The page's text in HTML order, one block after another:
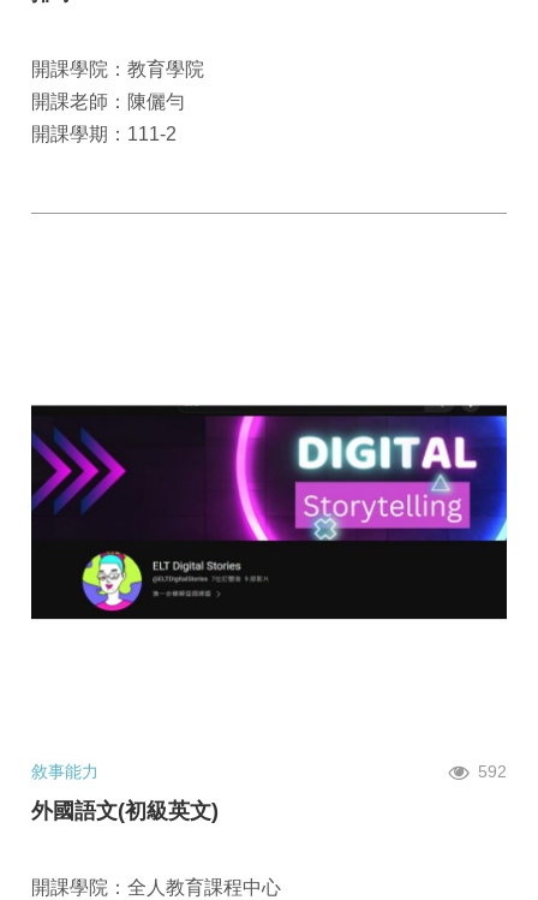
開課學院：教育學院
開課老師：陳儷勻
開課學期：111-2
敘事能力 592
外國語文(初級英文)
開課學院：全人教育課程中心